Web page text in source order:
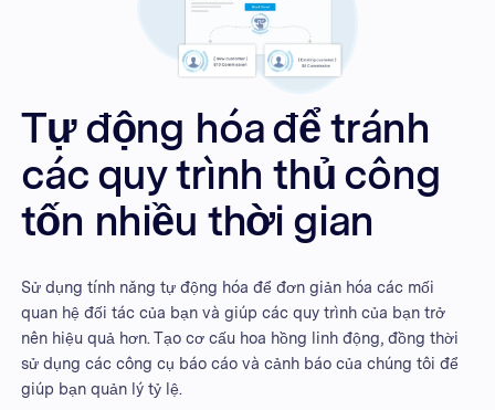
Tự động hóa để tránh
các quy trình thủ công
tốn nhiều thời gian
Sử dụng tính năng tự động hóa để đơn giản hóa các mối
quan hệ đối tác của bạn và giúp các quy trình của bạn trở
nên hiệu quả hơn. Tạo cơ cấu hoa hồng linh động, đồng thời
sử dụng các công cụ báo cáo và cảnh báo của chúng tôi để
giúp bạn quản lý tỷ lệ.